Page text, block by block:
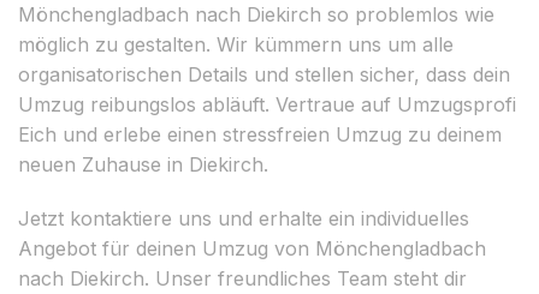
Mönchengladbach nach Diekirch so problemlos wie
möglich zu gestalten. Wir kümmern uns um alle
organisatorischen Details und stellen sicher, dass dein
Umzug reibungslos abläuft. Vertraue auf Umzugsprofi
Eich und erlebe einen stressfreien Umzug zu deinem
neuen Zuhause in Diekirch.
Jetzt kontaktiere uns und erhalte ein individuelles
Angebot für deinen Umzug von Mönchengladbach
nach Diekirch. Unser freundliches Team steht dir